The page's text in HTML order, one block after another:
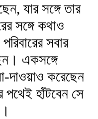
যার সঙ্গে তার
সঙ্গে কথাও
সবার
একসঙ্গে
দাওয়াও করেছেন
পথেই হাঁটবেন সে